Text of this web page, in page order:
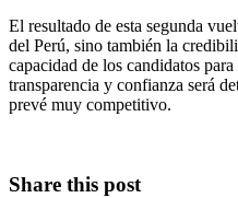
El resultado de esta segunda
del Perú, sino también la
capacidad de los candidatos
transparencia y confianza será
prevé muy competitivo.
Share this post